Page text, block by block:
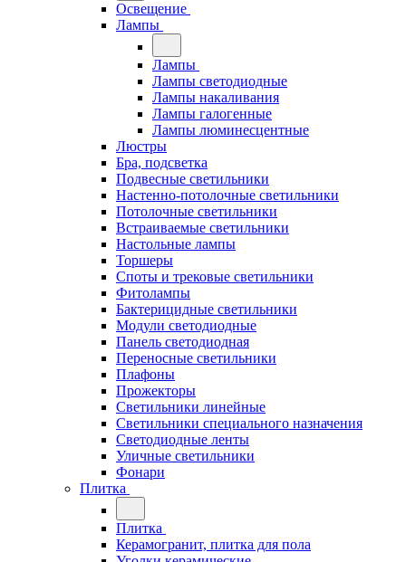
Освещение
Лампы
Лампы
Лампы светодиодные
Лампы накаливания
Лампы галогенные
Лампы люминесцентные
Люстры
Бра, подсветка
Подвесные светильники
Настенно-потолочные светильники
Потолочные светильники
Встраиваемые светильники
Настольные лампы
Торшеры
Споты и трековые светильники
Фитолампы
Бактерицидные светильники
Модули светодиодные
Панель светодиодная
Переносные светильники
Плафоны
Прожекторы
Светильники линейные
Светильники специального назначения
Светодиодные ленты
Уличные светильники
Фонари
Плитка
Плитка
Керамогранит, плитка для пола